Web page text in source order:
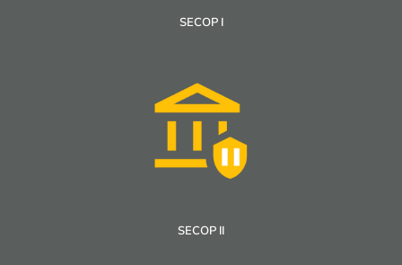
SECOP I
SECOP II